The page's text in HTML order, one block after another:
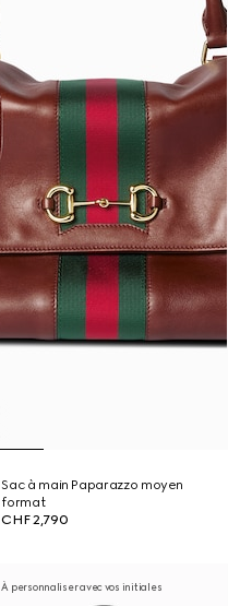
Sac à main Paparazzo moyen
format
CHF 2,790
À personnaliser avec vos initiales